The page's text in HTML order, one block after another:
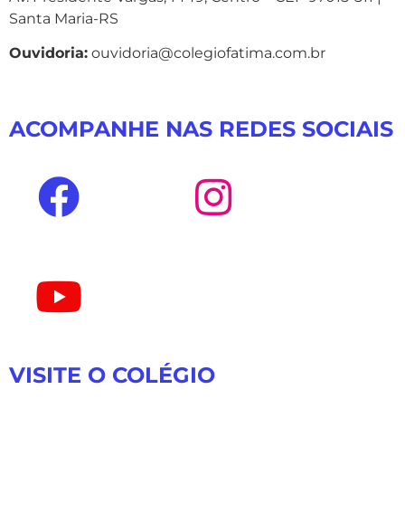
Santa Maria-RS
Ouvidoria: ouvidoria@colegiofatima.com.br
ACOMPANHE NAS REDES SOCIAIS
VISITE O COLÉGIO